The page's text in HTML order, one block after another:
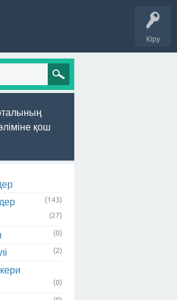
Кіру
қош
(143)
(27)
(0)
(2)
(0)